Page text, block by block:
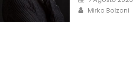
Mirko Bolzoni